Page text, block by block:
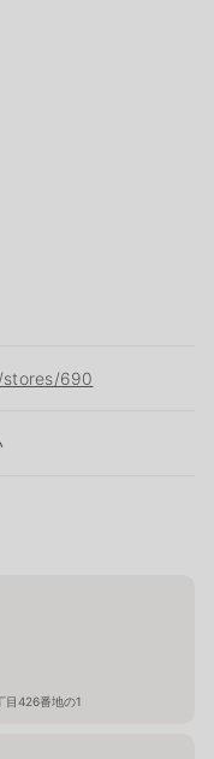
690
目426番地の1